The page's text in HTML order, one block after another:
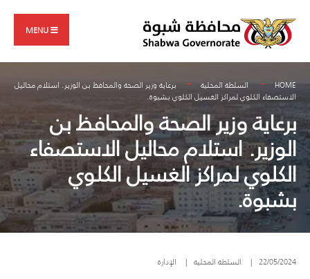
content
MENU
HOME السلطة المحلية
برعاية وزير الصحة والمحافظ بن الوزير. استلام محاليل
الاستصفاء الكلوي لمراكز الغسيل الكلوي بشبوة.
برعاية وزير الصحة والمحافظ بن
الوزير. استلام محاليل الاستصفاء
الكلوي لمراكز الغسيل الكلوي
بشبوة.
22/05/2024
| السلطة المحلية | الإدارة
for: